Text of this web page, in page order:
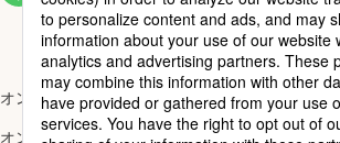
SNS一覧
オンラインショップ楽天市場店
オンラインショップYahoo!店